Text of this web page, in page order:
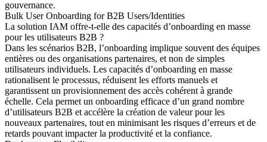
gouvernance.
Bulk User Onboarding for B2B Users/Identities
La solution IAM offre-t-elle des capacités d’onboarding en masse
pour les utilisateurs B2B ?
Dans les scénarios B2B, l’onboarding implique souvent des équipes
entières ou des organisations partenaires, et non de simples
utilisateurs individuels. Les capacités d’onboarding en masse
rationalisent le processus, réduisent les efforts manuels et
garantissent un provisionnement des accès cohérent à grande
échelle. Cela permet un onboarding efficace d’un grand nombre
d’utilisateurs B2B et accélère la création de valeur pour les
nouveaux partenaires, tout en minimisant les risques d’erreurs et de
retards pouvant impacter la productivité et la confiance.